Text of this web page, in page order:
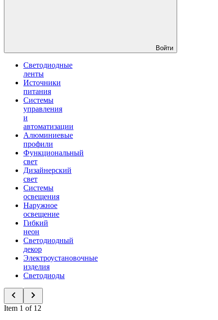
Войти
Светодиодные
ленты
Источники
питания
Системы
управления
и
автоматизации
Алюминиевые
профили
Функциональный
свет
Дизайнерский
свет
Системы
освещения
Наружное
освещение
Гибкий
неон
Светодиодный
декор
Электроустановочные
изделия
Светодиоды
Item 1 of 12